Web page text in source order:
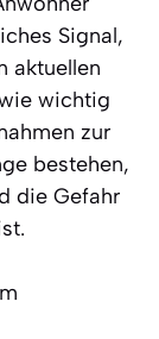
Signal,
aktuellen
wichtig
zur
bestehen,
die Gefahr